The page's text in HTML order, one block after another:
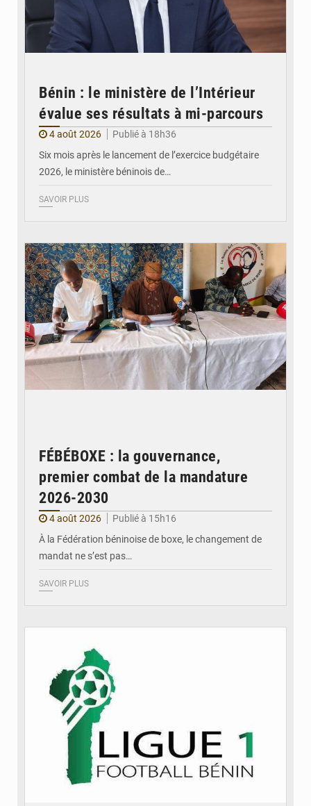
Bénin : le ministère de l’Intérieur
évalue ses résultats à mi-parcours
4 août 2026
Publié à 18h36
Six mois après le lancement de l’exercice budgétaire
2026, le ministère béninois de…
SAVOIR PLUS
FÉBÉBOXE : la gouvernance,
premier combat de la mandature
2026-2030
4 août 2026
Publié à 15h16
À la Fédération béninoise de boxe, le changement de
mandat ne s’est pas…
SAVOIR PLUS